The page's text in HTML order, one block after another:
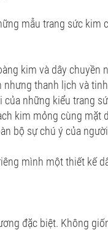
mẫu trang sức kim
kim và dây chuyền
thanh lịch và
những kiểu trang
kim mỏng cùng mặt
bộ sự chú ý của
mình một thiết kế
đặc biệt. Không